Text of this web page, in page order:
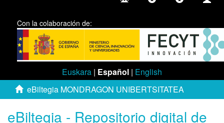
Con la colaboración de:
Euskara | Español | English
eBiltegia MONDRAGON UNIBERTSITATEA
eBiltegia - Repositorio digital de